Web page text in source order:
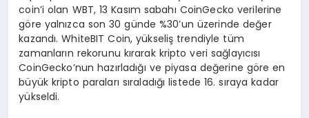
coin’i olan WBT, 13 Kasım sabahı CoinGecko verilerine
göre yalnızca son 30 günde %30’un üzerinde değer
kazandı. WhiteBIT Coin, yükseliş trendiyle tüm
zamanların rekorunu kırarak kripto veri sağlayıcısı
CoinGecko’nun hazırladığı ve piyasa değerine göre en
büyük kripto paraları sıraladığı listede 16. sıraya kadar
yükseldi.